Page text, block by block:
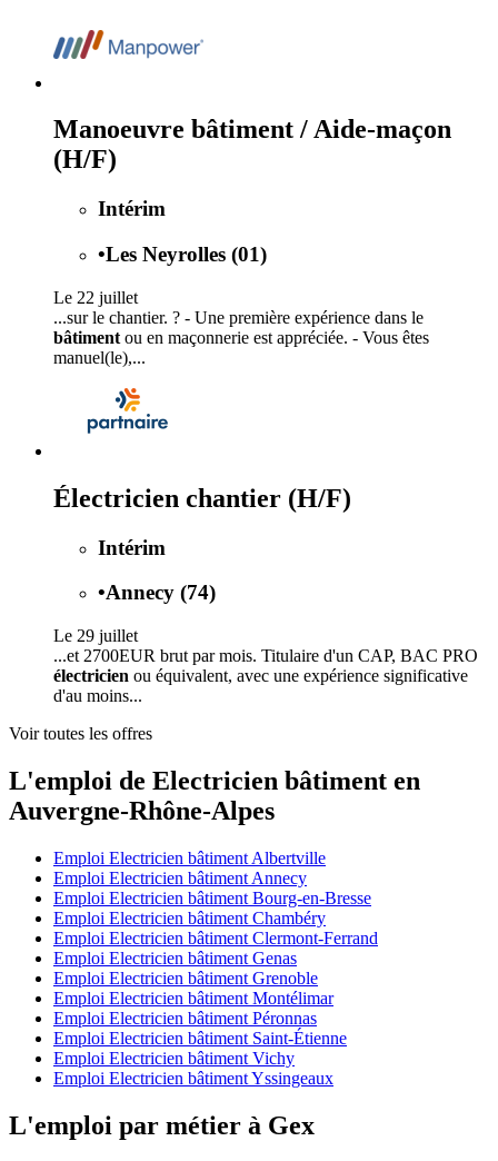
Manoeuvre bâtiment / Aide-maçon
(H/F)
Intérim
•Les Neyrolles (01)
Le 22 juillet
...sur le chantier. ? - Une première expérience dans le
bâtiment ou en maçonnerie est appréciée. - Vous êtes
manuel(le),...
Électricien chantier (H/F)
Intérim
•Annecy (74)
Le 29 juillet
...et 2700EUR brut par mois. Titulaire d'un CAP, BAC PRO
électricien ou équivalent, avec une expérience significative
d'au moins...
Voir toutes les offres
L'emploi de Electricien bâtiment en
Auvergne-Rhône-Alpes
Emploi Electricien bâtiment Albertville
Emploi Electricien bâtiment Annecy
Emploi Electricien bâtiment Bourg-en-Bresse
Emploi Electricien bâtiment Chambéry
Emploi Electricien bâtiment Clermont-Ferrand
Emploi Electricien bâtiment Genas
Emploi Electricien bâtiment Grenoble
Emploi Electricien bâtiment Montélimar
Emploi Electricien bâtiment Péronnas
Emploi Electricien bâtiment Saint-Étienne
Emploi Electricien bâtiment Vichy
Emploi Electricien bâtiment Yssingeaux
L'emploi par métier à Gex